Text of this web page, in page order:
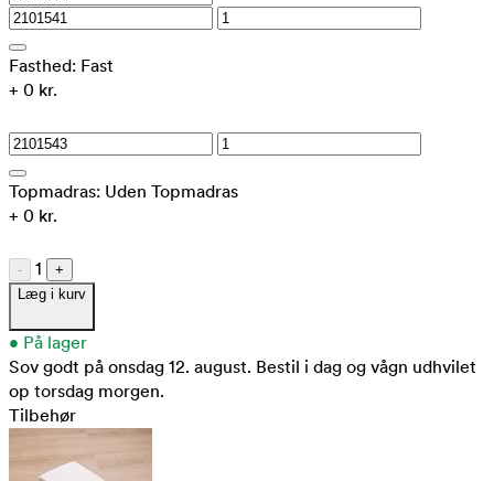
Fasthed: Fast
+ 0 kr.
Topmadras: Uden Topmadras
+ 0 kr.
- 1
+
Læg i kurv
• På lager
Sov godt på onsdag 12. august. Bestil i dag og vågn udhvilet
op torsdag morgen.
Tilbehør